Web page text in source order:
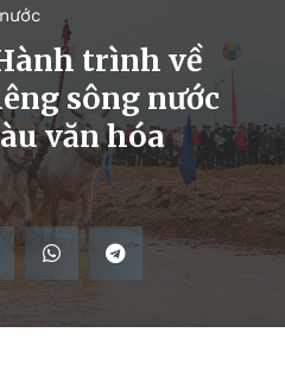
nước
trình về
sông nước
văn hóa